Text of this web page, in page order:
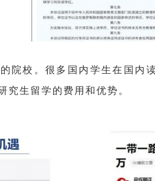
院校。很多国内学生在国内
究生留学的费用和优势。